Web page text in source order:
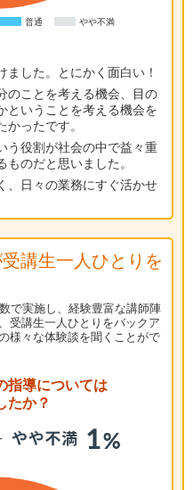
普通 やや不満
した。とにかく面白い！
のことを考える機会、目の
ということを考える機会を
ったです。
う役割が社会の中で益々重
のだと思いました。
、日々の業務にすぐ活かせ
講生一人ひとりを
で実施し、経験豊富な講師陣
受講生一人ひとりをバックア
様々な体験談を聞くことがで
指導については
たか？